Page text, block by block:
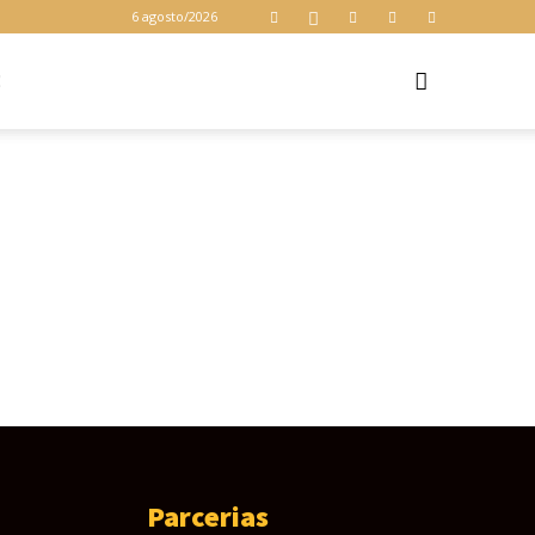
6 agosto/2026
Parcerias